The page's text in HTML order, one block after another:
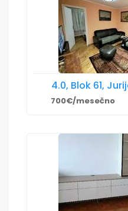
4.0, Blok 61,
700€/mesečno